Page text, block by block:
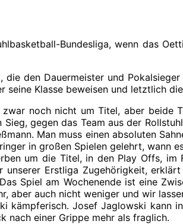
Bundesliga, wenn das
den Dauermeister und
seine Klasse beweisen und letztlich
noch nicht um Titel, aber beide
gegen das Team aus der
Man muss einen absoluten
in großen Spielen gelehrt, wann
um die Titel, in den Play Offs,
Erstliga Zugehörigkeit,
Spiel am Wochenende ist eine
aber auch nicht weniger und wir
kämpferisch. Josef Jaglowski kann
nach einer Grippe mehr als fraglich.